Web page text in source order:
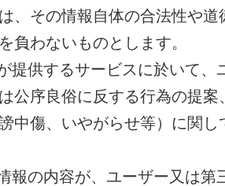
、その情報自体の合法性や
負わないものとします。
提供するサービスに於いて
公序良俗に反する行為の提
中傷、いやがらせ等）に関
報の内容が、ユーザー又は